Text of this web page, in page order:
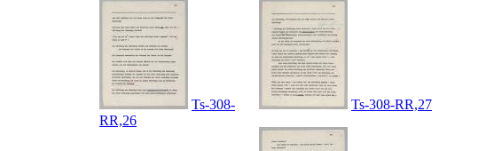
Ts-308-
RR,26
Ts-308-RR,27